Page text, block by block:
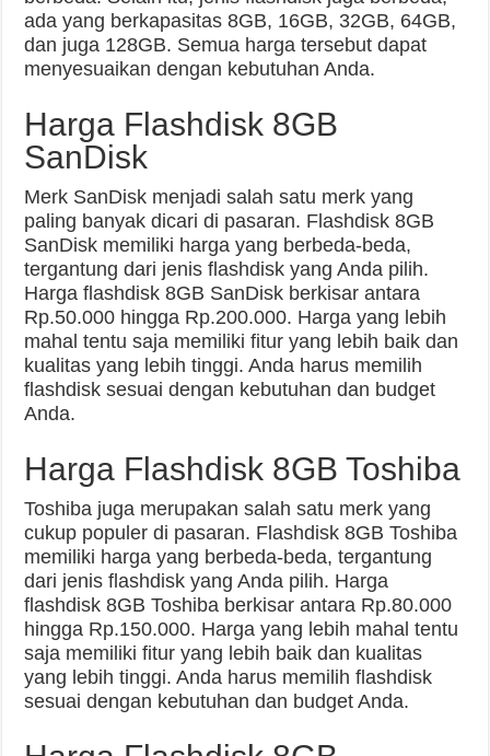
ada yang berkapasitas 8GB, 16GB, 32GB, 64GB,
dan juga 128GB. Semua harga tersebut dapat
menyesuaikan dengan kebutuhan Anda.
Harga Flashdisk 8GB
SanDisk
Merk SanDisk menjadi salah satu merk yang
paling banyak dicari di pasaran. Flashdisk 8GB
SanDisk memiliki harga yang berbeda-beda,
tergantung dari jenis flashdisk yang Anda pilih.
Harga flashdisk 8GB SanDisk berkisar antara
Rp.50.000 hingga Rp.200.000. Harga yang lebih
mahal tentu saja memiliki fitur yang lebih baik dan
kualitas yang lebih tinggi. Anda harus memilih
flashdisk sesuai dengan kebutuhan dan budget
Anda.
Harga Flashdisk 8GB Toshiba
Toshiba juga merupakan salah satu merk yang
cukup populer di pasaran. Flashdisk 8GB Toshiba
memiliki harga yang berbeda-beda, tergantung
dari jenis flashdisk yang Anda pilih. Harga
flashdisk 8GB Toshiba berkisar antara Rp.80.000
hingga Rp.150.000. Harga yang lebih mahal tentu
saja memiliki fitur yang lebih baik dan kualitas
yang lebih tinggi. Anda harus memilih flashdisk
sesuai dengan kebutuhan dan budget Anda.